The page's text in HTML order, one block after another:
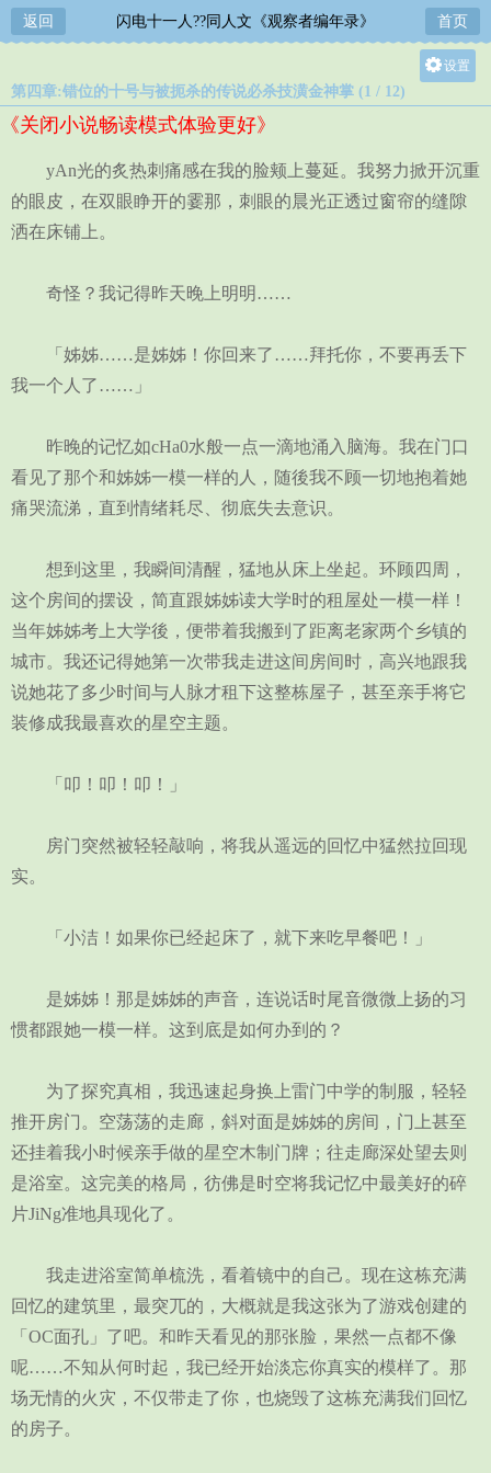
返回 闪电十一人??同人文《观察者编年录》 首页
设置
中
小
第四章:错位的十号与被扼杀的传说必杀技潢金神掌 (1 / 12)
《关闭小说畅读模式体验更好》
yAn光的炙热刺痛感在我的脸颊上蔓延。我努力掀开沉重
的眼皮，在双眼睁开的霎那，刺眼的晨光正透过窗帘的缝隙
洒在床铺上。
奇怪？我记得昨天晚上明明……
「姊姊……是姊姊！你回来了……拜托你，不要再丢下
我一个人了……」
昨晚的记忆如cHa0水般一点一滴地涌入脑海。我在门口
看见了那个和姊姊一模一样的人，随後我不顾一切地抱着她
痛哭流涕，直到情绪耗尽、彻底失去意识。
想到这里，我瞬间清醒，猛地从床上坐起。环顾四周，
这个房间的摆设，简直跟姊姊读大学时的租屋处一模一样！
当年姊姊考上大学後，便带着我搬到了距离老家两个乡镇的
城市。我还记得她第一次带我走进这间房间时，高兴地跟我
说她花了多少时间与人脉才租下这整栋屋子，甚至亲手将它
装修成我最喜欢的星空主题。
「叩！叩！叩！」
房门突然被轻轻敲响，将我从遥远的回忆中猛然拉回现
实。
「小洁！如果你已经起床了，就下来吃早餐吧！」
是姊姊！那是姊姊的声音，连说话时尾音微微上扬的习
惯都跟她一模一样。这到底是如何办到的？
为了探究真相，我迅速起身换上雷门中学的制服，轻轻
推开房门。空荡荡的走廊，斜对面是姊姊的房间，门上甚至
还挂着我小时候亲手做的星空木制门牌；往走廊深处望去则
是浴室。这完美的格局，彷佛是时空将我记忆中最美好的碎
片JiNg准地具现化了。
我走进浴室简单梳洗，看着镜中的自己。现在这栋充满
回忆的建筑里，最突兀的，大概就是我这张为了游戏创建的
「OC面孔」了吧。和昨天看见的那张脸，果然一点都不像
呢……不知从何时起，我已经开始淡忘你真实的模样了。那
场无情的火灾，不仅带走了你，也烧毁了这栋充满我们回忆
的房子。